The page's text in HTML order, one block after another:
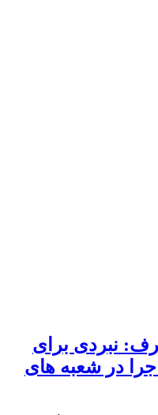
نبردی برای
در شعبه ­های